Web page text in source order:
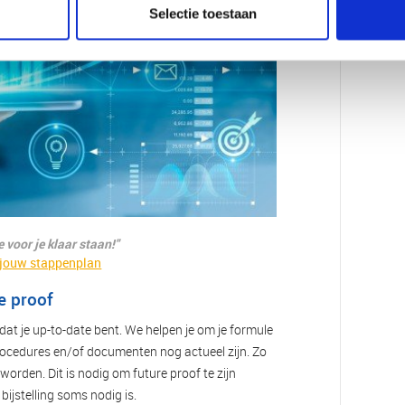
Selectie toestaan
voor je klaar staan!"
stappenplan
proof
je up-to-date bent. We helpen je om je formule
en/of documenten nog actueel zijn. Zo
Dit is nodig om future proof te zijn
soms nodig is.